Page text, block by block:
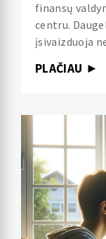
finansų
centru.
įsivaizduoja
PLAČIAU ►